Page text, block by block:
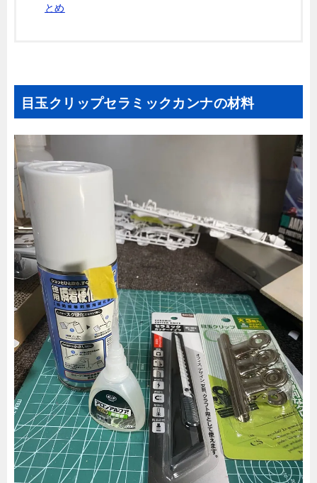
とめ
目玉クリップセラミックカンナの材料